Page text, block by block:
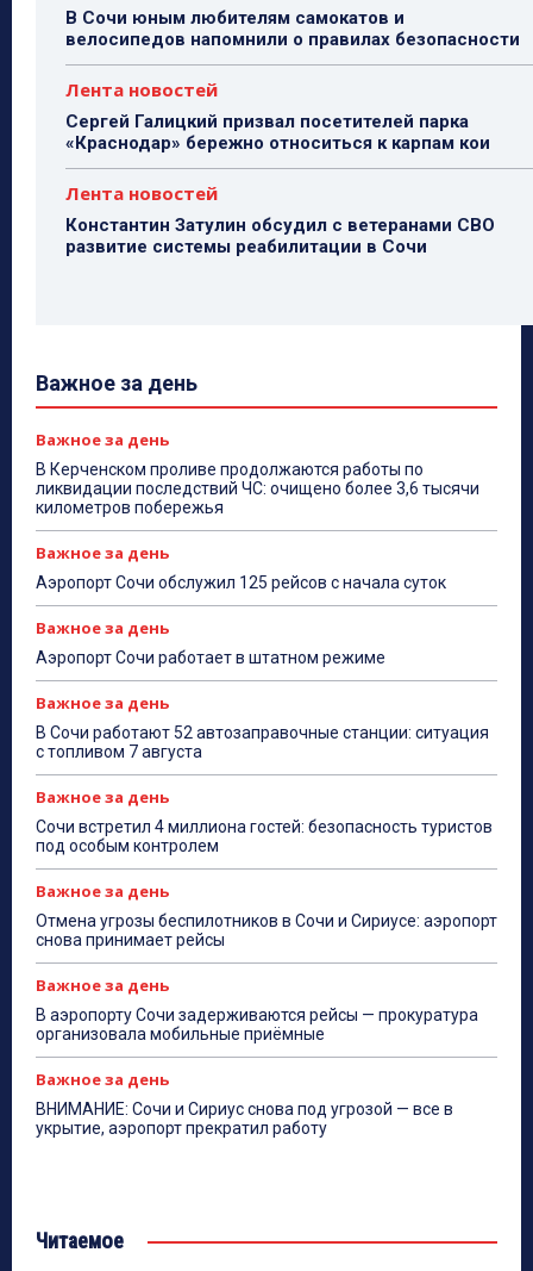
В Сочи юным любителям самокатов и
велосипедов напомнили о правилах безопасности
Лента новостей
Сергей Галицкий призвал посетителей парка
«Краснодар» бережно относиться к карпам кои
Лента новостей
Константин Затулин обсудил с ветеранами СВО
развитие системы реабилитации в Сочи
Важное за день
Важное за день
В Керченском проливе продолжаются работы по
ликвидации последствий ЧС: очищено более 3,6 тысячи
километров побережья
Важное за день
Аэропорт Сочи обслужил 125 рейсов с начала суток
Важное за день
Аэропорт Сочи работает в штатном режиме
Важное за день
В Сочи работают 52 автозаправочные станции: ситуация
с топливом 7 августа
Важное за день
Сочи встретил 4 миллиона гостей: безопасность туристов
под особым контролем
Важное за день
Отмена угрозы беспилотников в Сочи и Сириусе: аэропорт
снова принимает рейсы
Важное за день
В аэропорту Сочи задерживаются рейсы — прокуратура
организовала мобильные приёмные
Важное за день
ВНИМАНИЕ: Сочи и Сириус снова под угрозой — все в
укрытие, аэропорт прекратил работу
Читаемое